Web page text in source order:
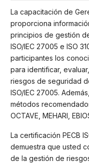
La capacitación de
proporciona
principios de gestión
ISO/IEC 27005 e ISO
participantes los
para identificar,
riesgos de seguridad
ISO/IEC 27005.
métodos
OCTAVE, MEHARI,
La certificación PECB
demuestra que usted
de la gestión de